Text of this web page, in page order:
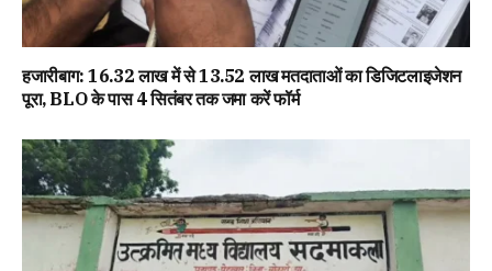
हजारीबाग: 16.32 लाख में से 13.52 लाख मतदाताओं का डिजिटलाइजेशन
पूरा, BLO के पास 4 सितंबर तक जमा करें फॉर्म